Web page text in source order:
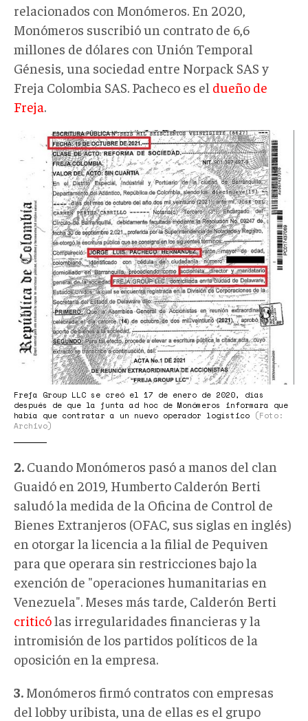
relacionados con Monómeros. En 2020,
Monómeros suscribió un contrato de 6,6
millones de dólares con Unión Temporal
Génesis, una sociedad entre Norpack SAS y
Freja Colombia SAS. Pacheco es el dueño de
Freja.
FREJA
empresa
de
Pacheco.jpg
Freja Group LLC se creó el 17 de enero de 2020, días
después de que la junta ad hoc de Monómeros informara que
había que contratar a un nuevo operador logístico (Foto:
Archivo)
2. Cuando Monómeros pasó a manos del clan
Guaidó en 2019, Humberto Calderón Berti
saludó la medida de la Oficina de Control de
Bienes Extranjeros (OFAC, sus siglas en inglés)
en otorgar la licencia a la filial de Pequiven
para que operara sin restricciones bajo la
exención de "operaciones humanitarias en
Venezuela". Meses más tarde, Calderón Berti
criticólas irregularidades financieras y la
intromisión de los partidos políticos de la
oposición en la empresa.
3. Monómeros firmó contratos con empresas
del lobby uribista, una de ellas es el grupo